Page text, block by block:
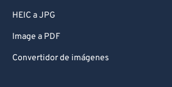
HEIC a JPG
Image a PDF
Convertidor de imágenes